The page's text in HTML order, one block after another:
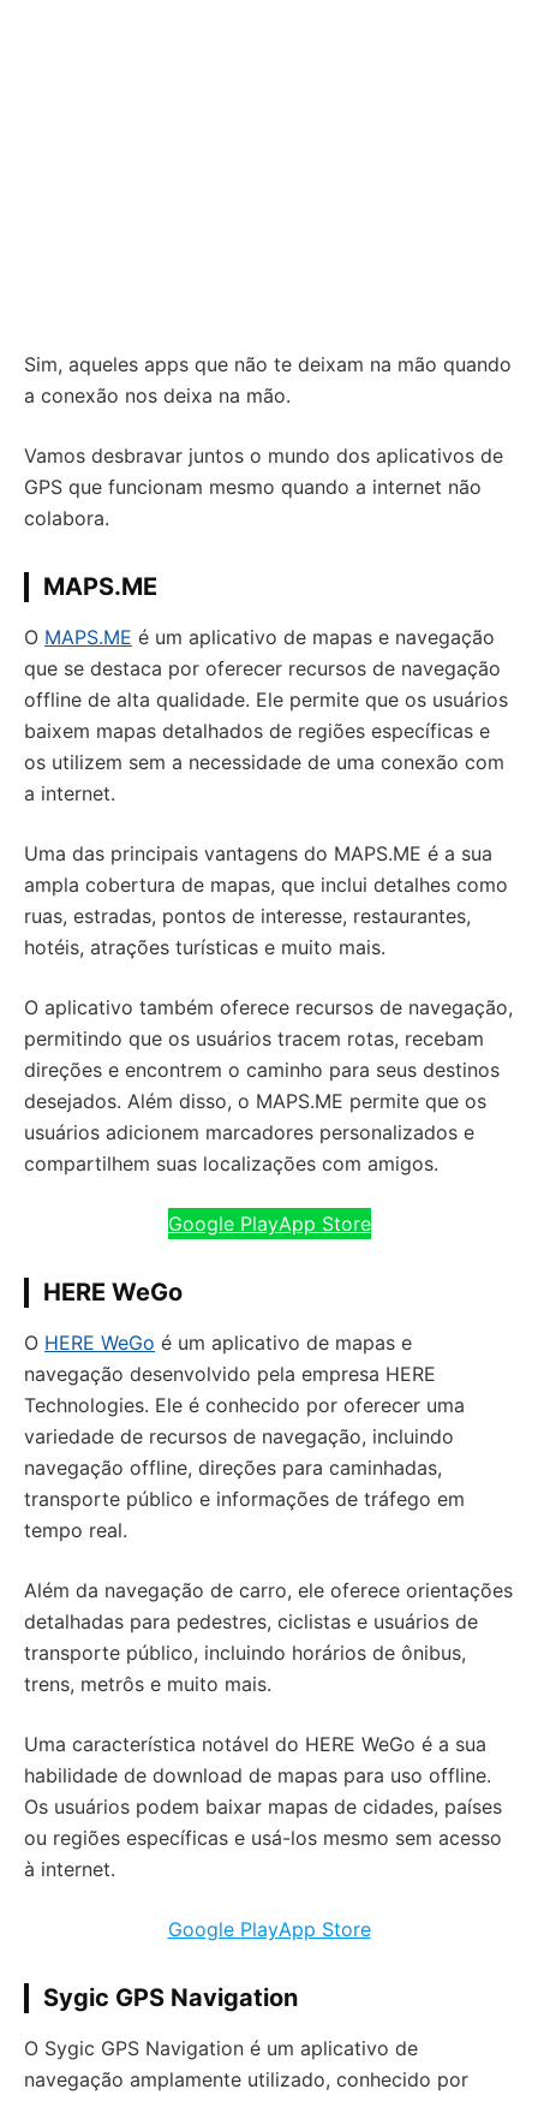
Sim, aqueles apps que não te deixam na mão quando
a conexão nos deixa na mão.
Vamos desbravar juntos o mundo dos aplicativos de
GPS que funcionam mesmo quando a internet não
colabora.
MAPS.ME
O MAPS.ME é um aplicativo de mapas e navegação
que se destaca por oferecer recursos de navegação
offline de alta qualidade. Ele permite que os usuários
baixem mapas detalhados de regiões específicas e
os utilizem sem a necessidade de uma conexão com
a internet.
Uma das principais vantagens do MAPS.ME é a sua
ampla cobertura de mapas, que inclui detalhes como
ruas, estradas, pontos de interesse, restaurantes,
hotéis, atrações turísticas e muito mais.
O aplicativo também oferece recursos de navegação,
permitindo que os usuários tracem rotas, recebam
direções e encontrem o caminho para seus destinos
desejados. Além disso, o MAPS.ME permite que os
usuários adicionem marcadores personalizados e
compartilhem suas localizações com amigos.
Google PlayApp Store
HERE WeGo
O HERE WeGo é um aplicativo de mapas e
navegação desenvolvido pela empresa HERE
Technologies. Ele é conhecido por oferecer uma
variedade de recursos de navegação, incluindo
navegação offline, direções para caminhadas,
transporte público e informações de tráfego em
tempo real.
Além da navegação de carro, ele oferece orientações
detalhadas para pedestres, ciclistas e usuários de
transporte público, incluindo horários de ônibus,
trens, metrôs e muito mais.
Uma característica notável do HERE WeGo é a sua
habilidade de download de mapas para uso offline.
Os usuários podem baixar mapas de cidades, países
ou regiões específicas e usá-los mesmo sem acesso
à internet.
Google PlayApp Store
Sygic GPS Navigation
O Sygic GPS Navigation é um aplicativo de
navegação amplamente utilizado, conhecido por